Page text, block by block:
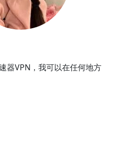
器VPN，我可以在任何地方